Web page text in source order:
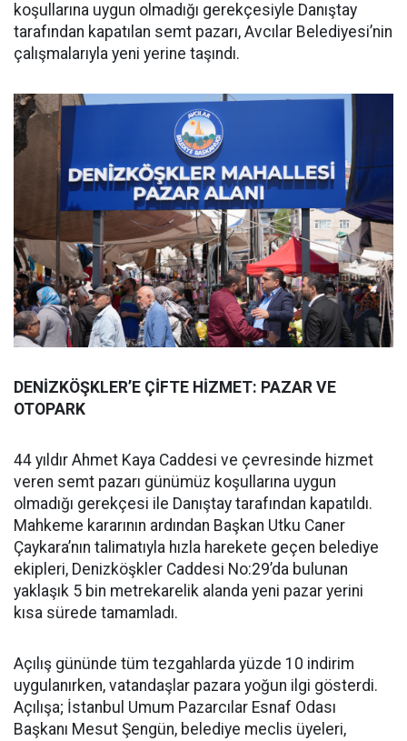
koşullarına uygun olmadığı gerekçesiyle Danıştay
tarafından kapatılan semt pazarı, Avcılar Belediyesi’nin
çalışmalarıyla yeni yerine taşındı.
DENİZKÖŞKLER’E ÇİFTE HİZMET: PAZAR VE
OTOPARK
44 yıldır Ahmet Kaya Caddesi ve çevresinde hizmet
veren semt pazarı günümüz koşullarına uygun
olmadığı gerekçesi ile Danıştay tarafından kapatıldı.
Mahkeme kararının ardından Başkan Utku Caner
Çaykara’nın talimatıyla hızla harekete geçen belediye
ekipleri, Denizköşkler Caddesi No:29’da bulunan
yaklaşık 5 bin metrekarelik alanda yeni pazar yerini
kısa sürede tamamladı.
Açılış gününde tüm tezgahlarda yüzde 10 indirim
uygulanırken, vatandaşlar pazara yoğun ilgi gösterdi.
Açılışa; İstanbul Umum Pazarcılar Esnaf Odası
Başkanı Mesut Şengün, belediye meclis üyeleri,